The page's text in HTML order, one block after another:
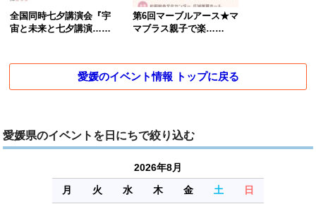
全国同時七夕講演会『宇
宙と未来と七夕講演……
第6回マーブルアース★マ
マブラス親子で楽……
愛媛のイベント情報 トップに戻る
愛媛県のイベントを日にちで絞り込む
2026年8月
月
火 水 木 金 土 日